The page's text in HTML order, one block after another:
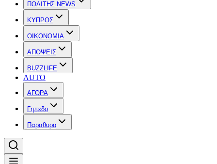
ΠΟΛΙΤΗΣ NEWS
ΚΥΠΡΟΣ
OIKONOMIA
ΑΠΟΨΕΙΣ
BUZZLIFE
AUTO
ΑΓΟΡΑ
Γηπεδο
Παραθυρο